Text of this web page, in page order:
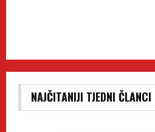
NAJČITANIJI TJEDNI ČLANCI